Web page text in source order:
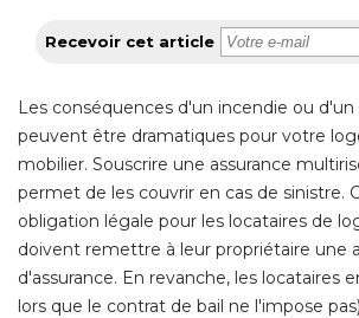
Recevoir cet article
Les conséquences d'un incendie ou
peuvent être dramatiques pour votre
mobilier. Souscrire une assurance
permet de les couvrir en cas de sinistre.
obligation légale pour les locataires de
doivent remettre à leur propriétaire une
d'assurance. En revanche, les locataires
lors que le contrat de bail ne l'impose